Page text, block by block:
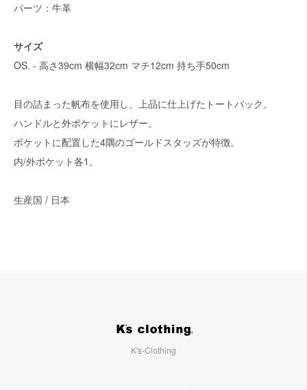
パーツ：牛革
サイズ
OS. - 高さ39cm 横幅32cm マチ12cm 持ち手50cm
目の詰まった帆布を使用し、上品に仕上げたトートバック。
ハンドルと外ポケットにレザー。
ポケットに配置した4隅のゴールドスタッズが特徴。
内/外ポケット各1。
生産国 / 日本
K's-Clothing